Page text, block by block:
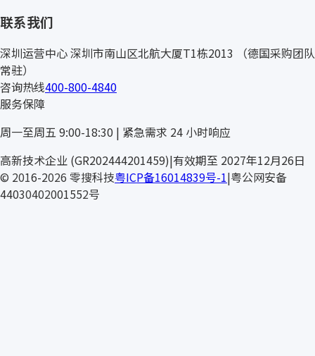
联系我们
深圳运营中心深圳市南山区北航大厦T1栋2013
（德国采购团队
常驻）
咨询热线400-800-4840
服务保障
周一至周五 9:00-18:30 | 紧急需求 24 小时响应
高新技术企业 (GR202444201459)|有效期至 2027年12月26日
© 2016-2026 零搜科技粤ICP备16014839号-1|粤公网安备
44030402001552号